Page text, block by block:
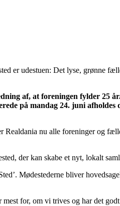
er udestuen: Det lyse, grønne
af, at foreningen fylder 25
på mandag 24. juni
nu alle foreninger og
der kan skabe et nyt, lokalt
Mødestederne bliver
for, om vi trives og har det